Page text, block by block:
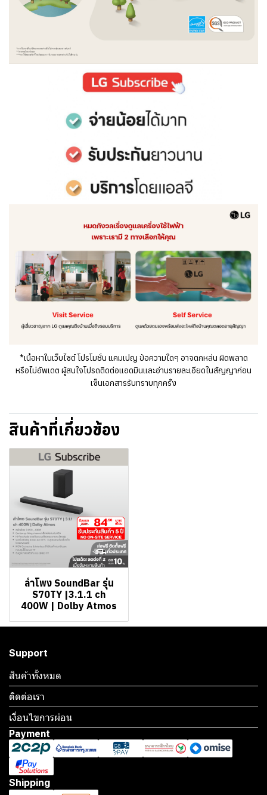
*เนื้อหาในเว็บไซต์ โปรโมชั่น แคมเปญ ข้อความใดๆ อาจตกหล่น ผิดพลาด
หรือไม่อัพเดต ผู้สนใจโปรดติดต่อแอดมินและอ่านรายละเอียดในสัญญาก่อน
เซ็นเอกสารรับทราบทุกครั้ง
สินค้าที่เกี่ยวข้อง
ลำโพง SoundBar รุ่น
S70TY |3.1.1 ch
400W | Dolby Atmos
Support
สินค้าทั้งหมด
ติดต่อเรา
เงื่อนไขการผ่อน
Payment
Shipping